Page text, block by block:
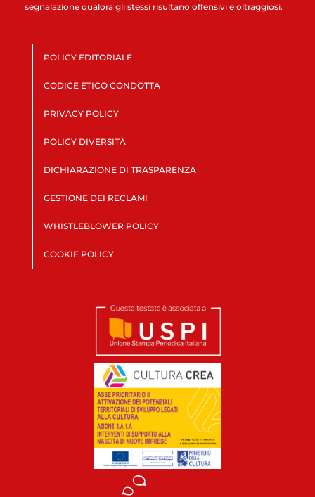
segnalazione qualora gli stessi risultano offensivi e oltraggiosi.
POLICY EDITORIALE
CODICE ETICO CONDOTTA
PRIVACY POLICY
POLICY DIVERSITÀ
DICHIARAZIONE DI TRASPARENZA
GESTIONE DEI RECLAMI
WHISTLEBLOWER POLICY
COOKIE POLICY